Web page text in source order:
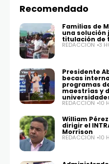
Recomendado
Familias de
una solución
titulación de
REDACCIÓN 3
Presidente
becas
programas
maestrías y
REDACCIÓN 10
William
dirigir el
Morrison
REDACCIÓN 10